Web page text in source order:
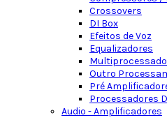
Crossovers
DI Box
Efeitos de Voz
Equalizadores
Outro
Pré
Processadores
Audio - Amplificadores